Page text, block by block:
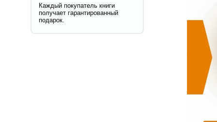
Каждый покупатель книги
получает гарантированный
подарок.